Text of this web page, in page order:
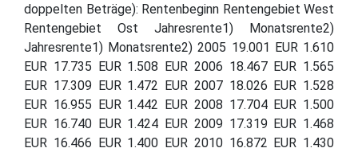
doppelten Beträge): Rentenbeginn Rentengebiet West
Rentengebiet Ost Jahresrente1) Monatsrente2)
Jahresrente1) Monatsrente2) 2005 19.001 EUR 1.610
EUR 17.735 EUR 1.508 EUR 2006 18.467 EUR 1.565
EUR 17.309 EUR 1.472 EUR 2007 18.026 EUR 1.528
EUR 16.955 EUR 1.442 EUR 2008 17.704 EUR 1.500
EUR 16.740 EUR 1.424 EUR 2009 17.319 EUR 1.468
EUR 16.466 EUR 1.400 EUR 2010 16.872 EUR 1.430